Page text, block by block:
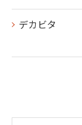
デカビタ